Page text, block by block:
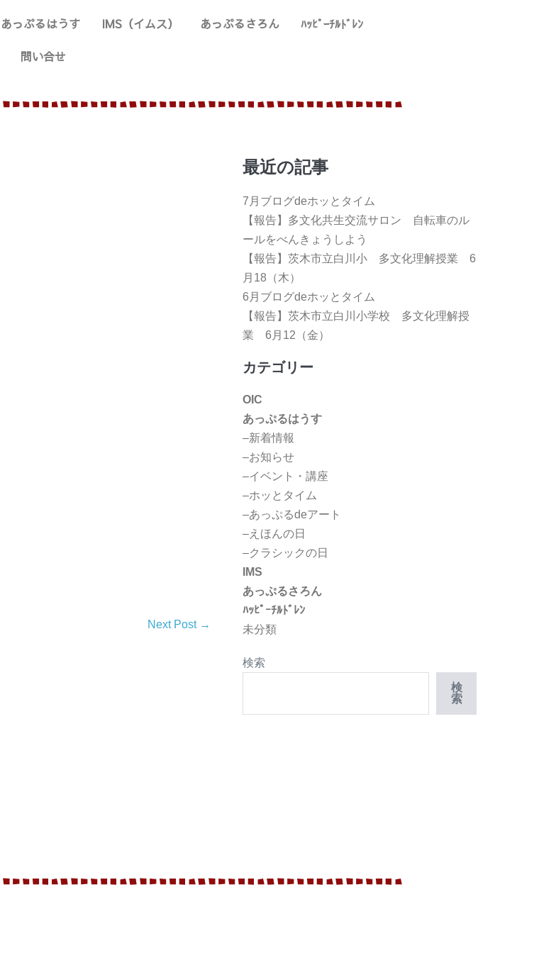
あっぷるはうす IMS（イムス） あっぷるさろん ﾊｯﾋﾟｰﾁﾙﾄﾞﾚﾝ
問い合せ
Next Post →
最近の記事
7月ブログdeホッとタイム
【報告】多文化共生交流サロン 自転車のル
ールをべんきょうしよう
【報告】茨木市立白川小 多文化理解授業 6
月18（木）
6月ブログdeホッとタイム
【報告】茨木市立白川小学校 多文化理解授
業 6月12（金）
カテゴリー
OIC
あっぷるはうす
–新着情報
–お知らせ
–イベント・講座
–ホッとタイム
–あっぷるdeアート
–えほんの日
–クラシックの日
IMS
あっぷるさろん
ﾊｯﾋﾟｰﾁﾙﾄﾞﾚﾝ
未分類
検索
検
索